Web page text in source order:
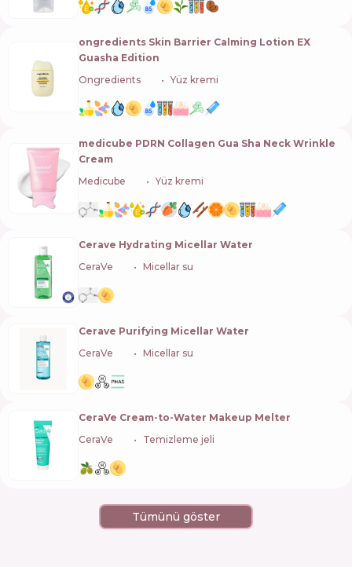
ongredients Skin Barrier Calming Lotion EX
Guasha Edition
Ongredients
Yüz kremi
medicube PDRN Collagen Gua Sha Neck Wrinkle
Cream
Medicube
Yüz kremi
Cerave Hydrating Micellar Water
CeraVe
Micellar su
Cerave Purifying Micellar Water
CeraVe
Micellar su
CeraVe Cream-to-Water Makeup Melter
CeraVe
Temizleme jeli
Tümünü göster